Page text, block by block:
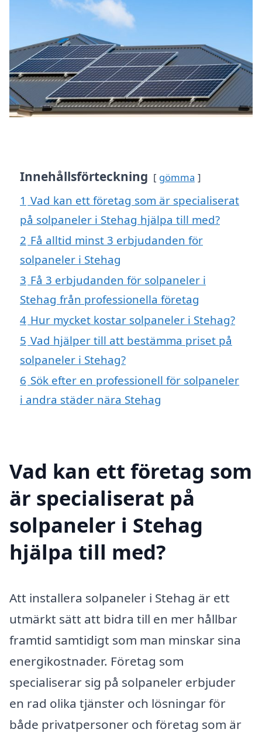
Innehållsförteckning gömma
1 Vad kan ett företag som är specialiserat
på solpaneler i Stehag hjälpa till med?
2 Få alltid minst 3 erbjudanden för
solpaneler i Stehag
3 Få 3 erbjudanden för solpaneler i
Stehag från professionella företag
4 Hur mycket kostar solpaneler i Stehag?
5 Vad hjälper till att bestämma priset på
solpaneler i Stehag?
6 Sök efter en professionell för solpaneler
i andra städer nära Stehag
Vad kan ett företag som
är specialiserat på
solpaneler i Stehag
hjälpa till med?
Att installera solpaneler i Stehag är ett
utmärkt sätt att bidra till en mer hållbar
framtid samtidigt som man minskar sina
energikostnader. Företag som
specialiserar sig på solpaneler erbjuder
en rad olika tjänster och lösningar för
både privatpersoner och företag som är